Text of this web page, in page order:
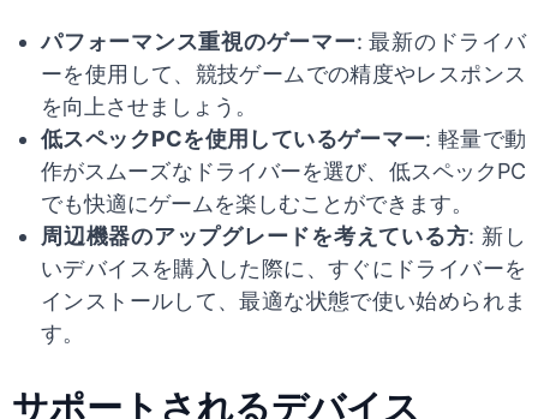
パフォーマンス重視のゲーマー: 最新のドライバ
ーを使用して、競技ゲームでの精度やレスポンス
を向上させましょう。
低スペックPCを使用しているゲーマー: 軽量で動
作がスムーズなドライバーを選び、低スペックPC
でも快適にゲームを楽しむことができます。
周辺機器のアップグレードを考えている方: 新し
いデバイスを購入した際に、すぐにドライバーを
インストールして、最適な状態で使い始められま
す。
サポートされるデバイス